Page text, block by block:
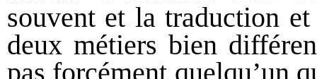
souvent et la traduction
deux métiers bien
pas forcément quelqu’un